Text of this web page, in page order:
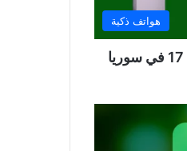
هواتف ذكية